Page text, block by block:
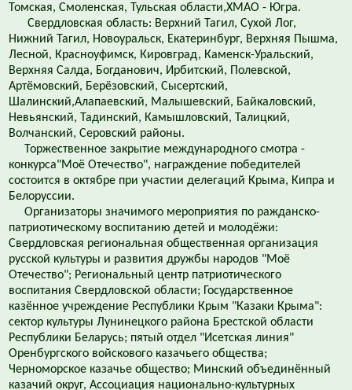
Томская, Смоленская, Тульская области,ХМАО - Югра.
Свердловская область: Верхний Тагил, Сухой Лог,
Нижний Тагил, Новоуральск, Екатеринбург, Верхняя Пышма,
Лесной, Красноуфимск, Кировград, Каменск-Уральский,
Верхняя Салда, Богданович, Ирбитский, Полевской,
Артёмовский, Берёзовский, Сысертский,
Шалинский,Алапаевский, Малышевский, Байкаловский,
Невьянский, Тадинский, Камышловский, Талицкий,
Волчанский, Серовский районы.
Торжественное закрытие международного смотра -
конкурса"Моё Отечество", награждение победителей
состоится в октябре при участии делегаций Крыма, Кипра и
Белоруссии.
Организаторы значимого мероприятия по ражданско-
патриотическому воспитанию детей и молодёжи:
Свердловская региональная общественная организация
русской культуры и развития дружбы народов "Моё
Отечество"; Региональный центр патриотического
воспитания Свердловской области; Государственное
казённое учреждение Республики Крым "Казаки Крыма":
сектор культуры Лунинецкого района Брестской области
Республики Беларусь; пятый отдел "Исетская линия"
Оренбургского войскового казачьего общества;
Черноморское казачье общество; Минский объединённый
казачий округ, Ассоциация национально-культурных